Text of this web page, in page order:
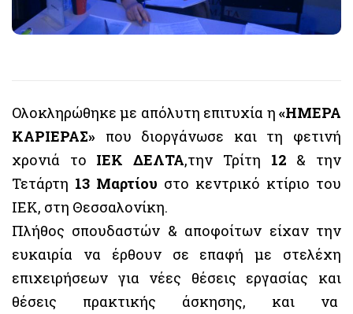
Ολοκληρώθηκε με απόλυτη επιτυχία η «ΗΜΕΡΑ
ΚΑΡΙΕΡΑΣ» που διοργάνωσε και τη φετινή
χρονιά το ΙΕΚ ΔΕΛΤΑ,την Τρίτη 12 & την
Τετάρτη 13 Μαρτίου στο κεντρικό κτίριο του
ΙΕΚ, στη Θεσσαλονίκη.
Πλήθος σπουδαστών & αποφοίτων είχαν την
ευκαιρία να έρθουν σε επαφή με στελέχη
επιχειρήσεων για νέες θέσεις εργασίας και
θέσεις πρακτικής άσκησης, και να